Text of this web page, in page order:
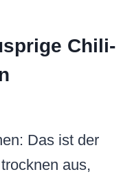
Chili-
Das ist der
aus,